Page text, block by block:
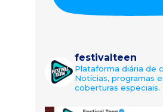
festivalteen
Plataforma diária de
Notícias, programas
coberturas especiais.